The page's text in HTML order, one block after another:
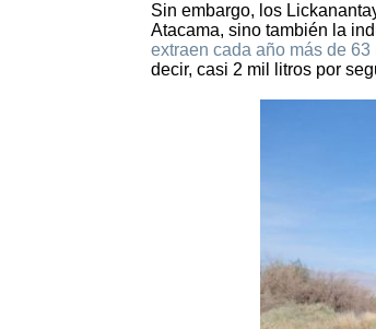
Sin embargo, los
Atacama, sino también la
extraen cada año más de
decir, casi 2 mil litros por